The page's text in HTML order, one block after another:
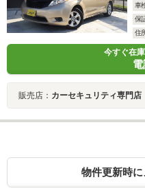
車
保
住
今すぐ在
販売店： カーセキュリティ専門
物件更新時